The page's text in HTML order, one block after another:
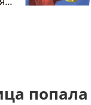
попала